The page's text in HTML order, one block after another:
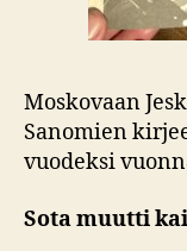
Moskovaan
Sanomien
vuodeksi
Sota muutti